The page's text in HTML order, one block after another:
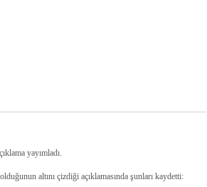
yayımladı.
altını çizdiği açıklamasında şunları kaydetti: